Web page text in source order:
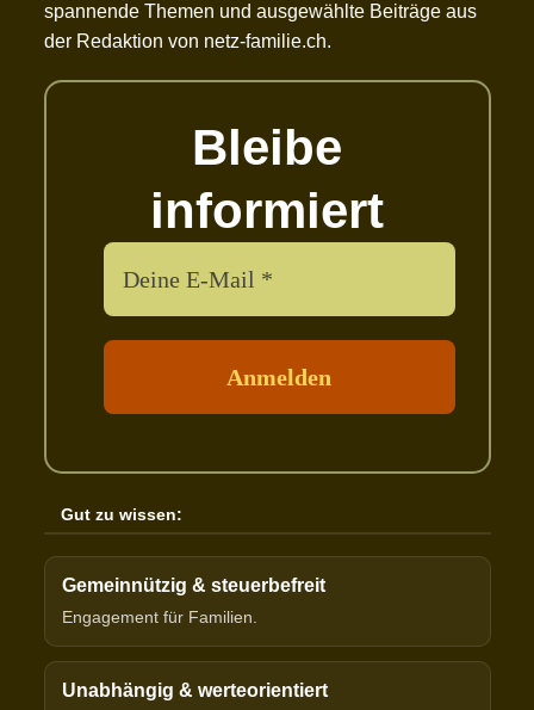
spannende Themen und ausgewählte Beiträge aus
der Redaktion von netz-familie.ch.
Bleibe
informiert
Gut zu wissen:
Gemeinnützig & steuerbefreit
Engagement für Familien.
Unabhängig & werteorientiert